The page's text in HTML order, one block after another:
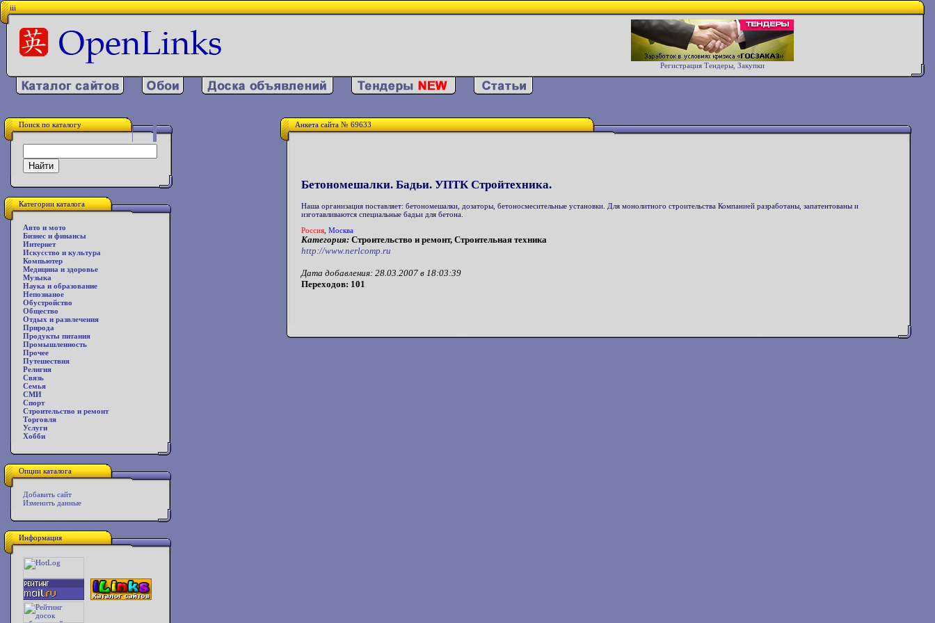
iii
Регистрация Тендеры, Закупки
Поиск по каталогу
Категории каталога
Авто и мото
Бизнес и финансы
Интернет
Искусство и культура
Компьютер
Медицина и здоровье
Музыка
Наука и образование
Непознаное
Обустройство
Общество
Отдых и развлечения
Природа
Продукты питания
Промышленность
Прочее
Путешествия
Религия
Связь
Семья
СМИ
Спорт
Строительство и ремонт
Торговля
Услуги
Хобби
Опции каталога
Добавить сайт
Изменить данные
Информация
Анкета сайта № 69633
Бетономешалки. Бадьи. УПТК Стройтехника.
Наша организация поставляет: бетономешалки, дозаторы, бетоносмесительные установки. Для монолитного строительства Компанией разработаны, запатентованы и
изготавливаются специальные бадьи для бетона.
Россия Москва
Категория: Строительство и ремонт, Строительная техника
http://www.nerlcomp.ru
Дата добавления: 28.03.2007 в 18:03:39
Переходов: 101